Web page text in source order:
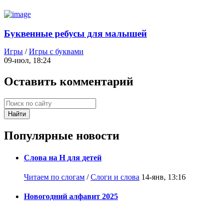
Буквенные ребусы для малышей
Игры /Игры с буквами
09-июл, 18:24
Оставить комментарий
Найти
Популярные новости
Слова на Н для детей
Читаем по слогам /Слоги и слова 14-янв, 13:16
Новогодний алфавит 2025